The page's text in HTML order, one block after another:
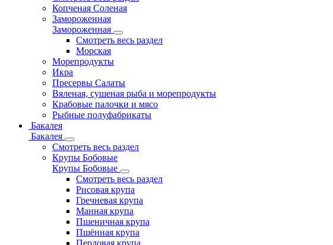
Копченая Соленая
Замороженная
Замороженная
Смотреть весь раздел
Морская
Морепродукты
Икра
Пресервы Салаты
Вяленая, сушеная рыба и морепродукты
Крабовые палочки и мясо
Рыбные полуфабрикаты
Бакалея
Бакалея
Смотреть весь раздел
Крупы Бобовые
Крупы Бобовые
Смотреть весь раздел
Рисовая крупа
Гречневая крупа
Манная крупа
Пшеничная крупа
Пшённая крупа
Перловая крупа